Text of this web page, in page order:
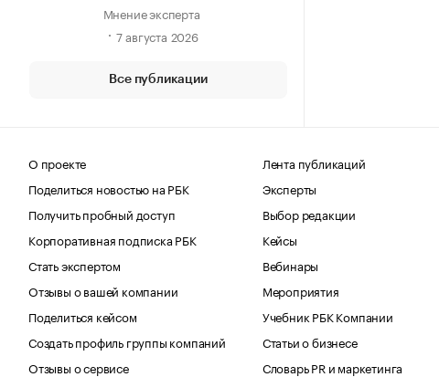
Мнение эксперта
7 августа 2026
Все публикации
О проекте
Поделиться новостью на РБК
Получить пробный доступ
Корпоративная подписка РБК
Стать экспертом
Отзывы о вашей компании
Поделиться кейсом
Создать профиль группы компаний
Отзывы о сервисе
Лента публикаций
Эксперты
Выбор редакции
Кейсы
Вебинары
Мероприятия
Учебник РБК Компании
Статьи о бизнесе
Словарь PR и маркетинга